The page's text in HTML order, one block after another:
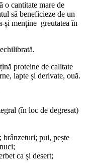
o cantitate mare de
să beneficieze de un
și menține greutatea în
proteine de calitate
lapte și derivate, ouă.
(în loc de degresat)
brânzeturi; pui, pește
ca și desert;